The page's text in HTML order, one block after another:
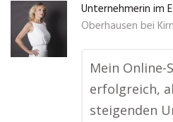
Unternehmerin im
Oberhausen bei Kirn
Mein
erfolgreich,
steigenden